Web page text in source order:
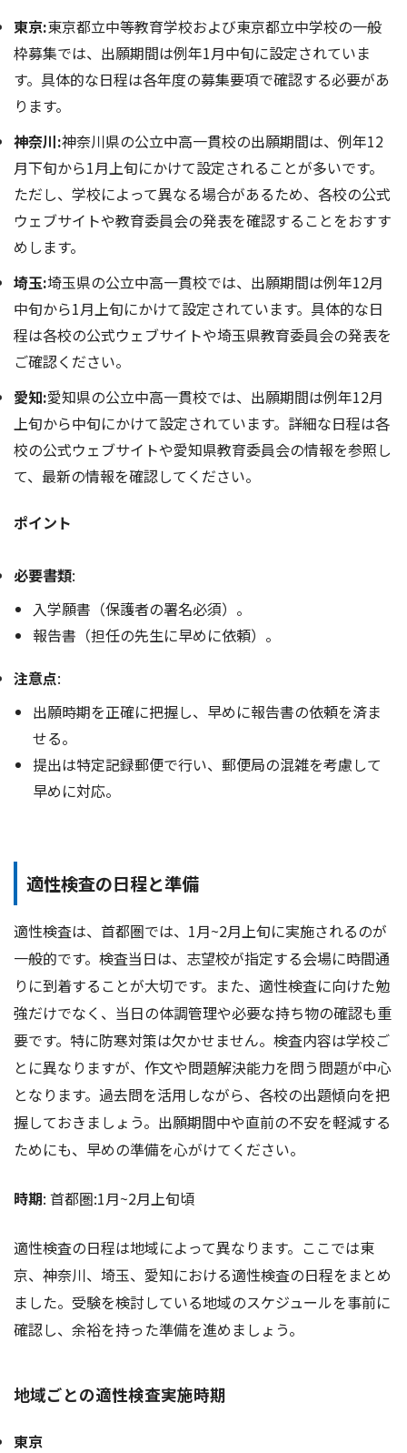
東京:東京都立中等教育学校および東京都立中学校の一般
枠募集では、出願期間は例年1月中旬に設定されていま
す。具体的な日程は各年度の募集要項で確認する必要があ
ります。
神奈川:神奈川県の公立中高一貫校の出願期間は、例年12
月下旬から1月上旬にかけて設定されることが多いです。
ただし、学校によって異なる場合があるため、各校の公式
ウェブサイトや教育委員会の発表を確認することをおすす
めします。
埼玉:埼玉県の公立中高一貫校では、出願期間は例年12月
中旬から1月上旬にかけて設定されています。具体的な日
程は各校の公式ウェブサイトや埼玉県教育委員会の発表を
ご確認ください。
愛知:愛知県の公立中高一貫校では、出願期間は例年12月
上旬から中旬にかけて設定されています。詳細な日程は各
校の公式ウェブサイトや愛知県教育委員会の情報を参照し
て、最新の情報を確認してください。
ポイント
必要書類:
入学願書（保護者の署名必須）。
報告書（担任の先生に早めに依頼）。
注意点:
出願時期を正確に把握し、早めに報告書の依頼を済ま
せる。
提出は特定記録郵便で行い、郵便局の混雑を考慮して
早めに対応。
適性検査の日程と準備
適性検査は、首都圏では、1月~2月上旬に実施されるのが
一般的です。検査当日は、志望校が指定する会場に時間通
りに到着することが大切です。また、適性検査に向けた勉
強だけでなく、当日の体調管理や必要な持ち物の確認も重
要です。特に防寒対策は欠かせません。検査内容は学校ご
とに異なりますが、作文や問題解決能力を問う問題が中心
となります。過去問を活用しながら、各校の出題傾向を把
握しておきましょう。出願期間中や直前の不安を軽減する
ためにも、早めの準備を心がけてください。
時期: 首都圏:1月~2月上旬頃
適性検査の日程は地域によって異なります。ここでは東
京、神奈川、埼玉、愛知における適性検査の日程をまとめ
ました。受験を検討している地域のスケジュールを事前に
確認し、余裕を持った準備を進めましょう。
地域ごとの適性検査実施時期
東京